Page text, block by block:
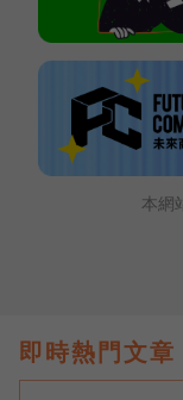
本網
即時熱門文章